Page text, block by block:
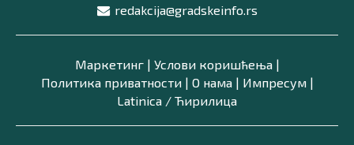
redakcija@gradskeinfo.rs
Маркетинг| Услови коришћења|
Политика приватности| О нама| Импресум|
Latinica / Ћирилица